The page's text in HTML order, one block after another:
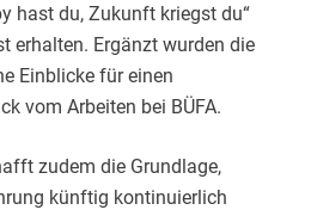
hast du, Zukunft kriegst du“
erhalten. Ergänzt wurden die
Einblicke für einen
vom Arbeiten bei BÜFA.
zudem die Grundlage,
künftig kontinuierlich